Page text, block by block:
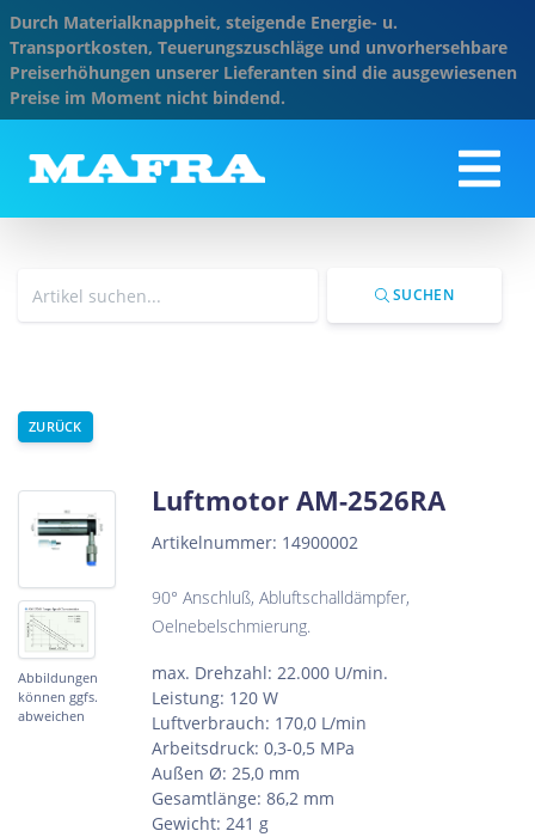
Durch Materialknappheit, steigende Energie- u.
Transportkosten, Teuerungszuschläge und unvorhersehbare
Preiserhöhungen unserer Lieferanten sind die ausgewiesenen
Preise im Moment nicht bindend.
SUCHEN
ZURÜCK
Abbildungen
können ggfs.
abweichen
Luftmotor AM-2526RA
Artikelnummer: 14900002
90° Anschluß, Abluftschalldämpfer,
Oelnebelschmierung.
max. Drehzahl: 22.000 U/min.
Leistung: 120 W
Luftverbrauch: 170,0 L/min
Arbeitsdruck: 0,3-0,5 MPa
Außen Ø: 25,0 mm
Gesamtlänge: 86,2 mm
Gewicht: 241 g